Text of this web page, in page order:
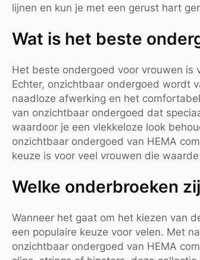
lijnen en kun je met een gerust hart
Wat is het beste
Het beste ondergoed voor vrouwen is
Echter, onzichtbaar ondergoed wordt
naadloze afwerking en het
van onzichtbaar ondergoed dat
waardoor je een vlekkeloze look
onzichtbaar ondergoed van HEMA
keuze is voor veel vrouwen die
Welke onderbroeken
Wanneer het gaat om het kiezen van
een populaire keuze voor velen. Met
onzichtbaar ondergoed van HEMA